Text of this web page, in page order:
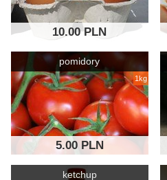
10.00 PLN
pomidory
1kg
5.00 PLN
ketchup